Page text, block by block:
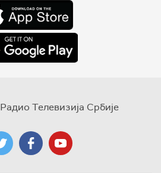
Радио Телевизија Србије